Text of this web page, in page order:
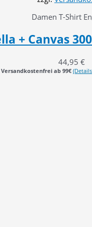
Damen T-Shirt
+ Canvas
44,95 €
Versandkostenfrei ab 99€